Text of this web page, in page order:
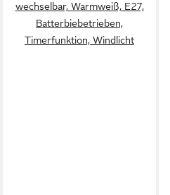
wechselbar, Warmweiß, E27,
Batterbiebetrieben,
Timerfunktion, Windlicht